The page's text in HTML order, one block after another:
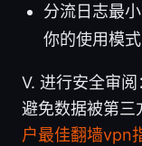
分流日志最
你的使用模式
V. 进行安全审阅
避免数据被第三
户最佳翻墙vpn